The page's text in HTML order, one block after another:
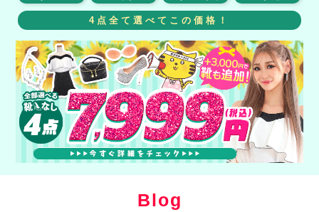
4点全て選べてこの価格！
Blog